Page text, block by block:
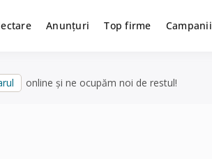
Anunțuri Top firme Campanii
online și ne ocupăm noi de restul!